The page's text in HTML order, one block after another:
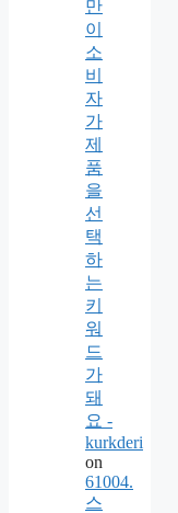
만
이
소
비
자
가
제
품
을
선
택
하
는
키
워
드
가
돼
요 -
kurkderi
on
61004.
스